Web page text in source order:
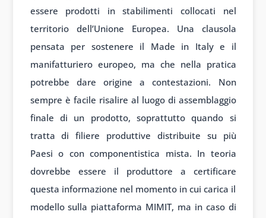
essere prodotti in stabilimenti collocati nel
territorio dell’Unione Europea. Una clausola
pensata per sostenere il Made in Italy e il
manifatturiero europeo, ma che nella pratica
potrebbe dare origine a contestazioni. Non
sempre è facile risalire al luogo di assemblaggio
finale di un prodotto, soprattutto quando si
tratta di filiere produttive distribuite su più
Paesi o con componentistica mista. In teoria
dovrebbe essere il produttore a certificare
questa informazione nel momento in cui carica il
modello sulla piattaforma MIMIT, ma in caso di